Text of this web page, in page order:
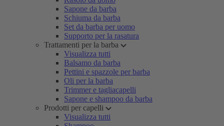
Sapone da barba
Schiuma da barba
Set da barba per uomo
Supporto per la rasatura
Trattamenti per la barba
Visualizza tutti
Balsamo da barba
Pettini e spazzole per barba
Oli per la barba
Trimmer e tagliacapelli
Sapone e shampoo da barba
Prodotti per capelli
Visualizza tutti